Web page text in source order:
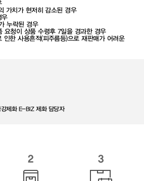
가치가 현저히 감소된 경우
우
누락된 경우
요청이 상품 수령후 7일을 경과한 경우
인한 사용흔적(피주름등)으로 재판매가 어려운
제화 E-BIZ 제화 담당자
2 3